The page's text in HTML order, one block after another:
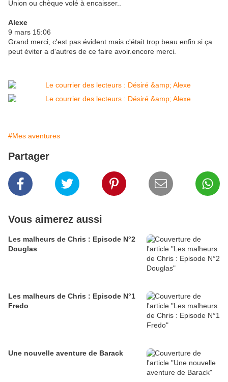
Union ou chèque volé à encaisser..
Alexe
9 mars 15:06
Grand merci, c'est pas évident mais c'était trop beau enfin si ça
peut éviter a d'autres de ce faire avoir.encore merci.
#Mes aventures
Partager
Vous aimerez aussi
Les malheurs de Chris : Episode N°2
Douglas
Les malheurs de Chris : Episode N°1
Fredo
Une nouvelle aventure de Barack